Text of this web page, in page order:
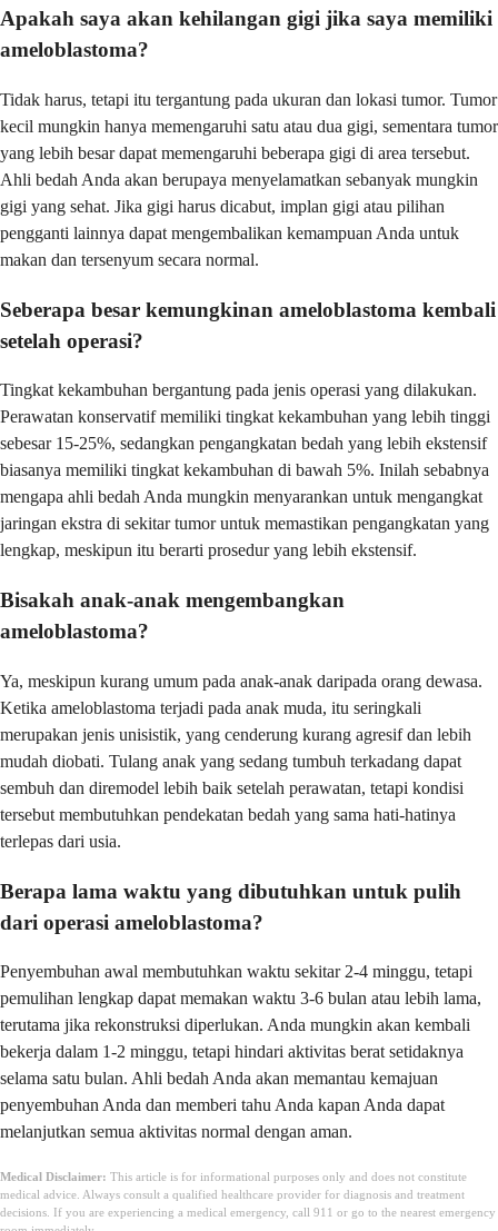
Apakah saya akan kehilangan gigi jika saya memiliki
ameloblastoma?
Tidak harus, tetapi itu tergantung pada ukuran dan lokasi tumor. Tumor
kecil mungkin hanya memengaruhi satu atau dua gigi, sementara tumor
yang lebih besar dapat memengaruhi beberapa gigi di area tersebut.
Ahli bedah Anda akan berupaya menyelamatkan sebanyak mungkin
gigi yang sehat. Jika gigi harus dicabut, implan gigi atau pilihan
pengganti lainnya dapat mengembalikan kemampuan Anda untuk
makan dan tersenyum secara normal.
Seberapa besar kemungkinan ameloblastoma kembali
setelah operasi?
Tingkat kekambuhan bergantung pada jenis operasi yang dilakukan.
Perawatan konservatif memiliki tingkat kekambuhan yang lebih tinggi
sebesar 15-25%, sedangkan pengangkatan bedah yang lebih ekstensif
biasanya memiliki tingkat kekambuhan di bawah 5%. Inilah sebabnya
mengapa ahli bedah Anda mungkin menyarankan untuk mengangkat
jaringan ekstra di sekitar tumor untuk memastikan pengangkatan yang
lengkap, meskipun itu berarti prosedur yang lebih ekstensif.
Bisakah anak-anak mengembangkan
ameloblastoma?
Ya, meskipun kurang umum pada anak-anak daripada orang dewasa.
Ketika ameloblastoma terjadi pada anak muda, itu seringkali
merupakan jenis unisistik, yang cenderung kurang agresif dan lebih
mudah diobati. Tulang anak yang sedang tumbuh terkadang dapat
sembuh dan diremodel lebih baik setelah perawatan, tetapi kondisi
tersebut membutuhkan pendekatan bedah yang sama hati-hatinya
terlepas dari usia.
Berapa lama waktu yang dibutuhkan untuk pulih
dari operasi ameloblastoma?
Penyembuhan awal membutuhkan waktu sekitar 2-4 minggu, tetapi
pemulihan lengkap dapat memakan waktu 3-6 bulan atau lebih lama,
terutama jika rekonstruksi diperlukan. Anda mungkin akan kembali
bekerja dalam 1-2 minggu, tetapi hindari aktivitas berat setidaknya
selama satu bulan. Ahli bedah Anda akan memantau kemajuan
penyembuhan Anda dan memberi tahu Anda kapan Anda dapat
melanjutkan semua aktivitas normal dengan aman.
Medical Disclaimer: This article is for informational purposes only and does not constitute
medical advice. Always consult a qualified healthcare provider for diagnosis and treatment
decisions. If you are experiencing a medical emergency, call 911 or go to the nearest emergency